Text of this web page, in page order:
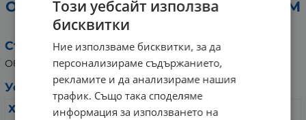
ОВЕСЕНИ ЯДКИ ФИНИ 250 г ПЪТ КЪМ
ЗДРАВЕ
Съставки:
Овесени ядки.
Условия за съхранение:
Хранителна стойност за 100 грама
Този уебсайт използва
бисквитки
Ние използваме бисквитки, за да
персонализираме съдържанието,
рекламите и да анализираме нашия
трафик. Също така споделяме
информация за използването на